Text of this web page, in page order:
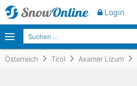
Österreich Tirol Axamer Lizum
Login